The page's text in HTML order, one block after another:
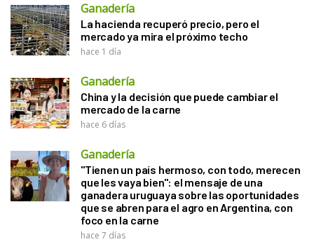
Ganadería
La hacienda recuperó precio, pero el
mercado ya mira el próximo techo
hace 1 día
Ganadería
China y la decisión que puede cambiar el
mercado de la carne
hace 6 días
Ganadería
"Tienen un país hermoso, con todo, merecen
que les vaya bien": el mensaje de una
ganadera uruguaya sobre las oportunidades
que se abren para el agro en Argentina, con
foco en la carne
hace 7 días